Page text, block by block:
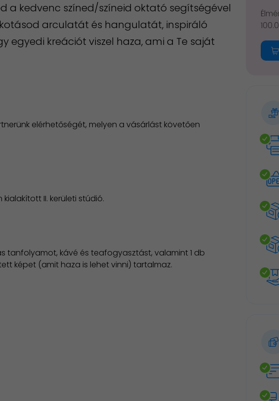
a kedvenc színed/színeid oktató segítségével
arculatát és hangulatát, inspiráló
egyedi kreációt viszel haza, ami a Te saját
elérhetőségét, melyen a vásárlást követően
II. kerületi stúdió.
tanfolyamot, kávé és teafogyasztást, valamint 1 db
képet (amit haza is lehet vinni) tartalmaz.